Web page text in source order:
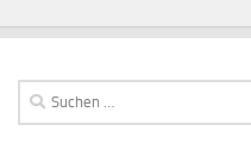
Suchen
nach: